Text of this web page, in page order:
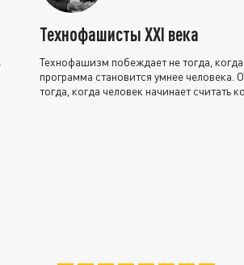
Технофашисты XXI века
Технофашизм побеждает не тогда,
программа становится умнее человека.
тогда, когда человек начинает считать